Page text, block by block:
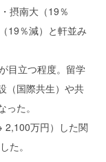
摂南大（19％
19％減）と軒並み
目立つ程度。留学
（国際共生）や共
た。
万円）した関
た。